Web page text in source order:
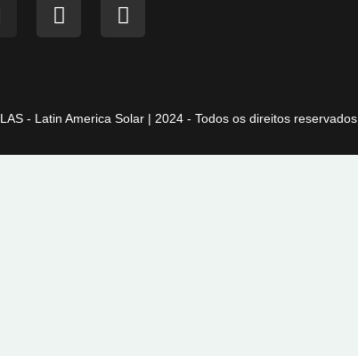
LAS - Latin America Solar | 2024 - Todos os direitos reservados